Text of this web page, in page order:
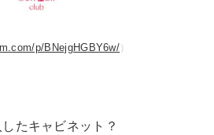
p/BNejgHGBY6w/）
たキャビネット？